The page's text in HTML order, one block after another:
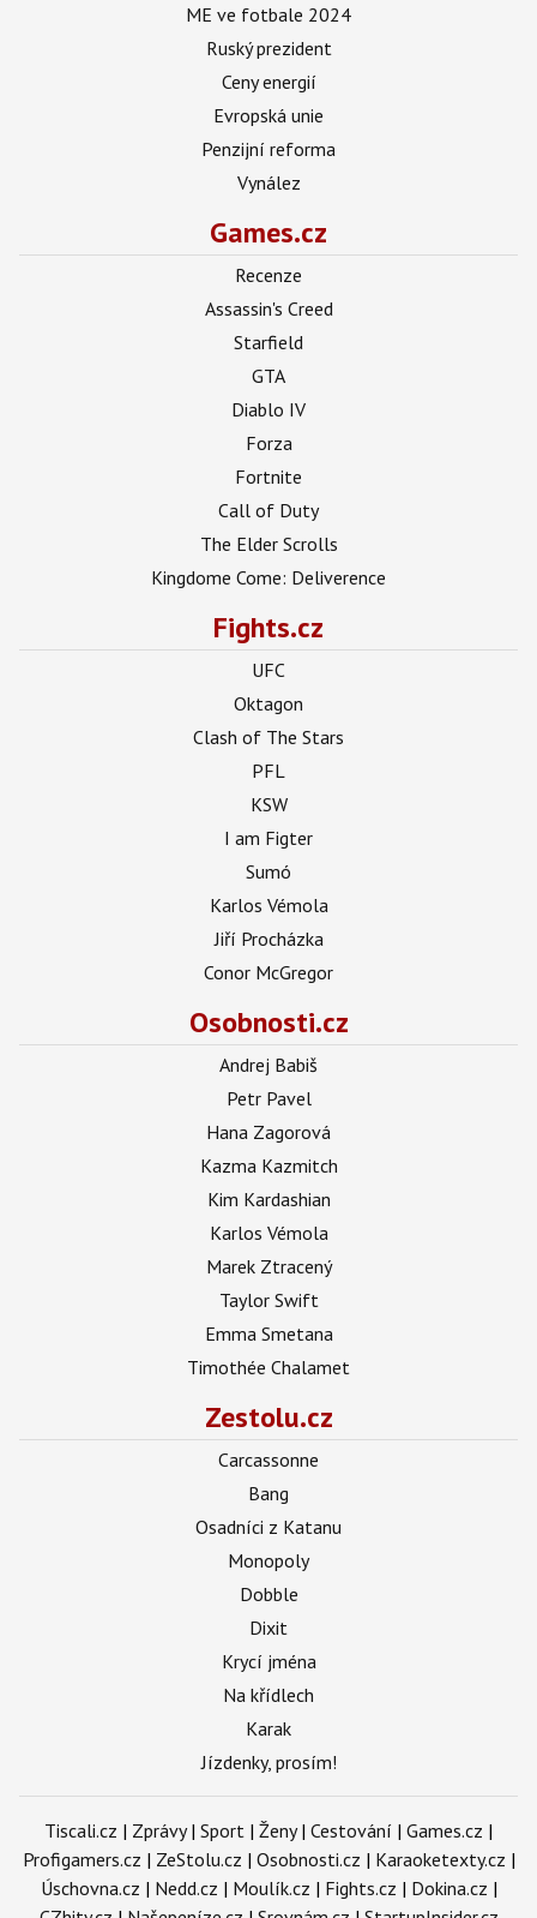
ME ve fotbale 2024
Ruský prezident
Ceny energií
Evropská unie
Penzijní reforma
Vynález
Games.cz
Recenze
Assassin's Creed
Starfield
GTA
Diablo IV
Forza
Fortnite
Call of Duty
The Elder Scrolls
Kingdome Come: Deliverence
Fights.cz
UFC
Oktagon
Clash of The Stars
PFL
KSW
I am Figter
Sumó
Karlos Vémola
Jiří Procházka
Conor McGregor
Osobnosti.cz
Andrej Babiš
Petr Pavel
Hana Zagorová
Kazma Kazmitch
Kim Kardashian
Karlos Vémola
Marek Ztracený
Taylor Swift
Emma Smetana
Timothée Chalamet
Zestolu.cz
Carcassonne
Bang
Osadníci z Katanu
Monopoly
Dobble
Dixit
Krycí jména
Na křídlech
Karak
Jízdenky, prosím!
Tiscali.cz | Zprávy| Sport | Ženy| Cestování | Games.cz |
Profigamers.cz | ZeStolu.cz | Osobnosti.cz | Karaoketexty.cz |
Úschovna.cz | Nedd.cz | Moulík.cz | Fights.cz | Dokina.cz |